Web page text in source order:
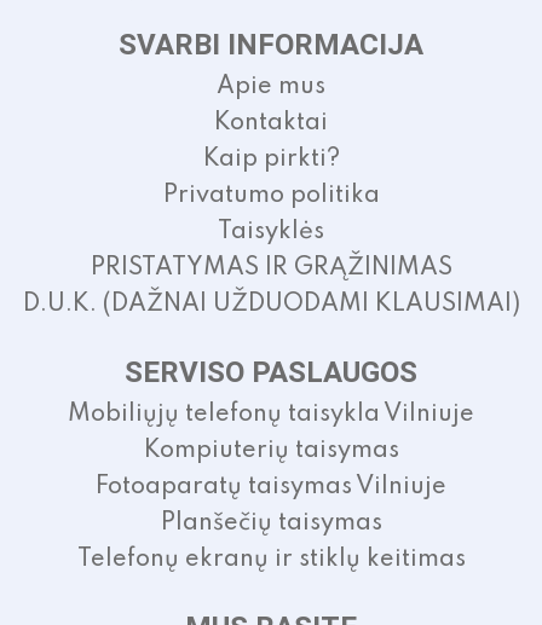
SVARBI INFORMACIJA
Apie mus
Kontaktai
Kaip pirkti?
Privatumo politika
Taisyklės
PRISTATYMAS IR GRĄŽINIMAS
D.U.K. (DAŽNAI UŽDUODAMI KLAUSIMAI)
SERVISO PASLAUGOS
Mobiliųjų telefonų taisykla Vilniuje
Kompiuterių taisymas
Fotoaparatų taisymas Vilniuje
Planšečių taisymas
Telefonų ekranų ir stiklų keitimas